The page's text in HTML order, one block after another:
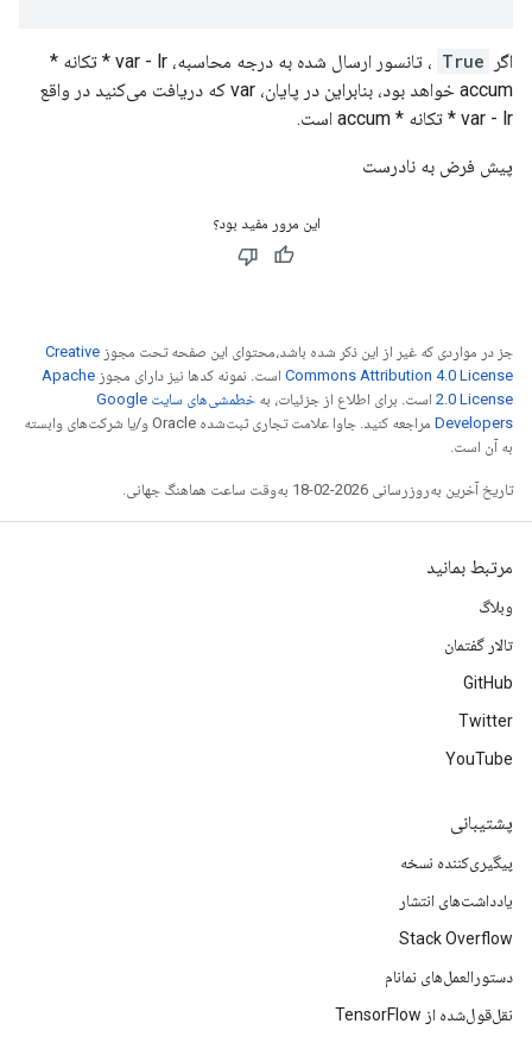
اگر True
، تانسور ارسال شده به درجه محاسبه، var - lr * تکانه *
accum خواهد بود، بنابراین در پایان، var که دریافت می‌کنید در واقع
var - lr * تکانه * accum است.
پیش فرض به نادرست
این مرور مفید بود؟
جز در مواردی که غیر از این ذکر شده باشد،‌محتوای این صفحه تحت مجوز Creative
Commons Attribution 4.0 License است. نمونه کدها نیز دارای مجوز Apache
2.0 License است. برای اطلاع از جزئیات، به
خطمشی‌های سایت Google
Developers‏
مراجعه کنید. جاوا علامت تجاری ثبت‌شده Oracle و/یا شرکت‌های وابسته
به آن است.
تاریخ آخرین به‌روزرسانی 2026-02-18 به‌وقت ساعت هماهنگ جهانی.
مرتبط بمانید
وبلاگ
تالار گفتمان
GitHub
Twitter
YouTube
پشتیبانی
پیگیری‌کننده نسخه
یادداشت‌های انتشار
Stack Overflow
دستورالعمل‌های نمانام
نقل‌قول‌شده از TensorFlow